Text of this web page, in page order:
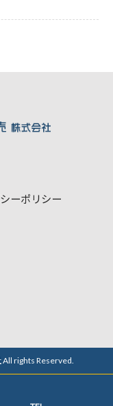
ーポリシー
rights Reserved.